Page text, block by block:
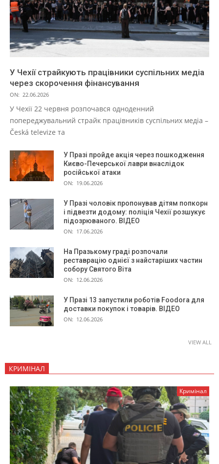
У Чехії страйкують працівники суспільних медіа
через скорочення фінансування
ON: 22.06.2026
У Чехії 22 червня розпочався одноденний
попереджувальний страйк працівників суспільних медіа –
Česká televize та
У Празі пройде акція через пошкодження
Києво-Печерської лаври внаслідок
російської атаки
ON: 19.06.2026
У Празі чоловік пропонував дітям попкорн
і підвезти додому: поліція Чехії розшукує
підозрюваного. ВІДЕО
ON: 17.06.2026
На Празькому граді розпочали
реставрацію однієї з найстаріших частин
собору Святого Віта
ON: 12.06.2026
У Празі 13 запустили роботів Foodora для
доставки покупок і товарів. ВІДЕО
ON: 12.06.2026
VIEW ALL
КРИМІНАЛ
Кримінал